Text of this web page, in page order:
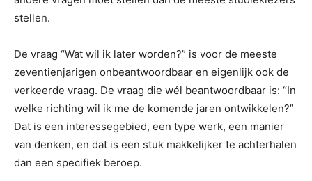
stellen.
De vraag “Wat wil ik later worden?” is voor de meeste
zeventienjarigen onbeantwoordbaar en eigenlijk ook de
verkeerde vraag. De vraag die wél beantwoordbaar is: “In
welke richting wil ik me de komende jaren ontwikkelen?”
Dat is een interessegebied, een type werk, een manier
van denken, en dat is een stuk makkelijker te achterhalen
dan een specifiek beroep.